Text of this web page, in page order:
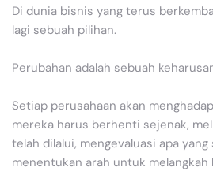
Di dunia bisnis yang terus
lagi sebuah pilihan.
Perubahan adalah sebuah
Setiap perusahaan akan
mereka harus berhenti sejenak,
telah dilalui, mengevaluasi apa
menentukan arah untuk melangkah